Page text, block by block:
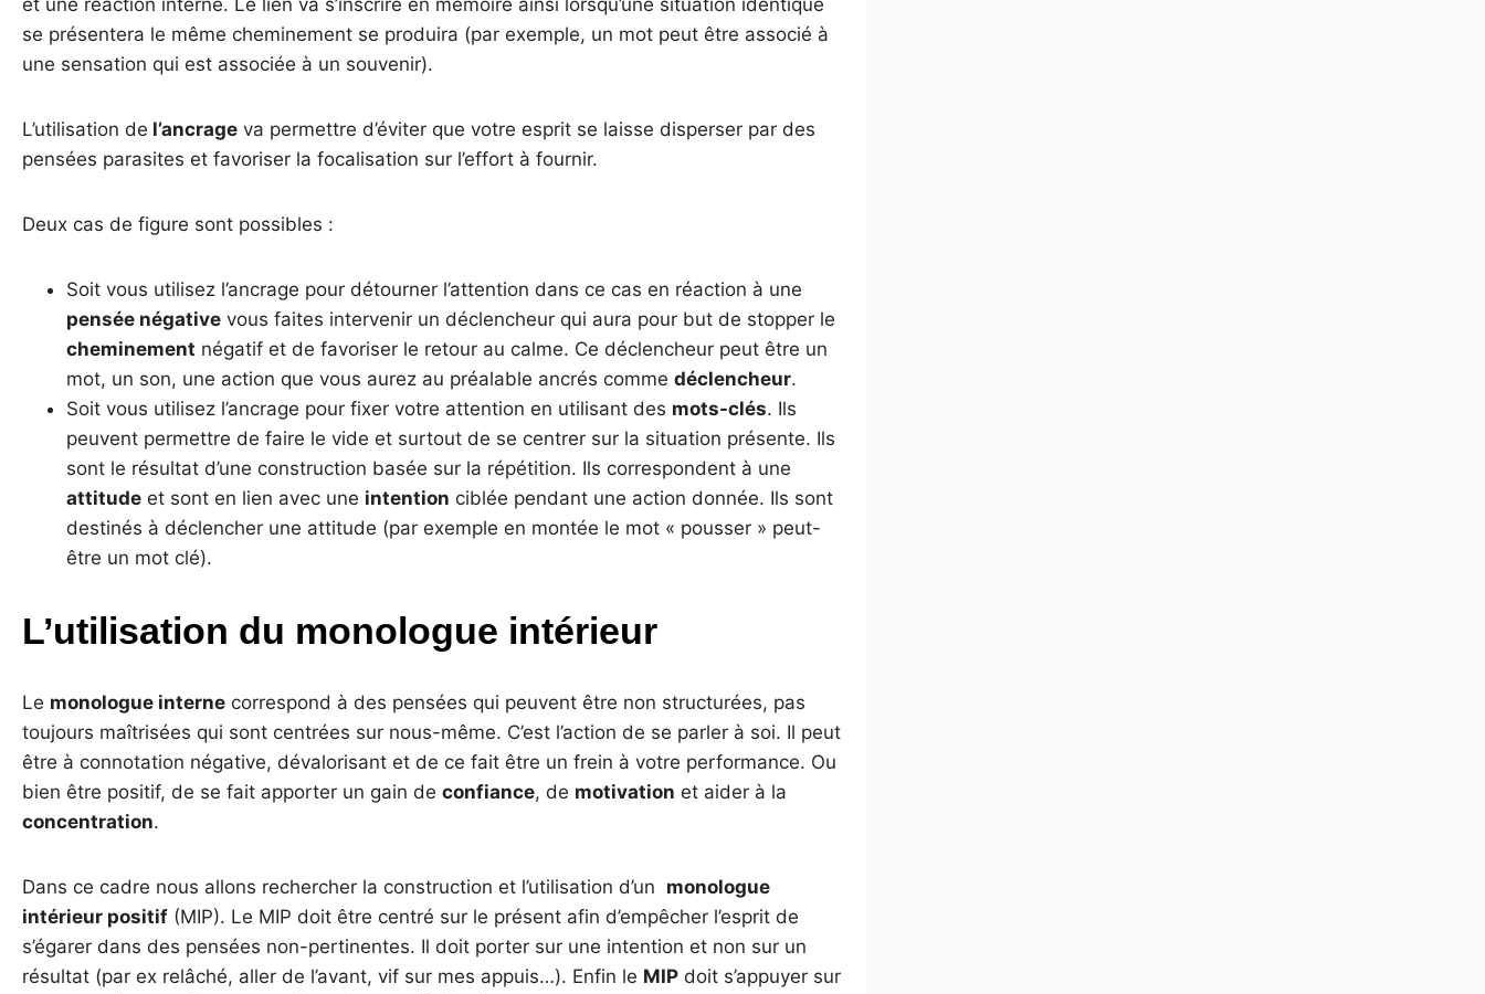
et une réaction interne. Le lien va s’inscrire en mémoire ainsi lorsqu’une situation identique
se présentera le même cheminement se produira (par exemple, un mot peut être associé à
une sensation qui est associée à un souvenir).
L’utilisation de l’ancrage va permettre d’éviter que votre esprit se laisse disperser par des
pensées parasites et favoriser la focalisation sur l’effort à fournir.
Deux cas de figure sont possibles :
Soit vous utilisez l’ancrage pour détourner l’attention dans ce cas en réaction à une
pensée négative vous faites intervenir un déclencheur qui aura pour but de stopper le
cheminement négatif et de favoriser le retour au calme. Ce déclencheur peut être un
mot, un son, une action que vous aurez au préalable ancrés comme déclencheur.
Soit vous utilisez l’ancrage pour fixer votre attention en utilisant des mots-clés. Ils
peuvent permettre de faire le vide et surtout de se centrer sur la situation présente. Ils
sont le résultat d’une construction basée sur la répétition. Ils correspondent à une
attitude et sont en lien avec une intention ciblée pendant une action donnée. Ils sont
destinés à déclencher une attitude (par exemple en montée le mot « pousser » peut-
être un mot clé).
L’utilisation du monologue intérieur
Le monologue interne correspond à des pensées qui peuvent être non structurées, pas
toujours maîtrisées qui sont centrées sur nous-même. C’est l’action de se parler à soi. Il peut
être à connotation négative, dévalorisant et de ce fait être un frein à votre performance. Ou
bien être positif, de se fait apporter un gain de confiance, de motivation et aider à la
concentration.
Dans ce cadre nous allons rechercher la construction et l’utilisation d’un monologue
intérieur positif (MIP). Le MIP doit être centré sur le présent afin d’empêcher l’esprit de
s’égarer dans des pensées non-pertinentes. Il doit porter sur une intention et non sur un
résultat (par ex relâché, aller de l’avant, vif sur mes appuis…). Enfin le MIP doit s’appuyer sur